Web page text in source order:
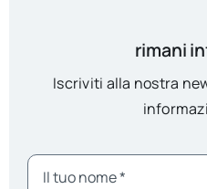
rimani
Iscriviti alla nostra